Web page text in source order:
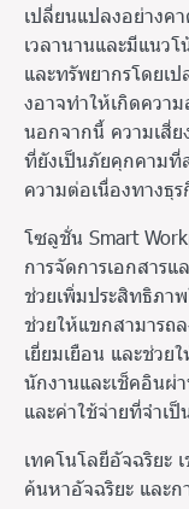
เปลี่ยนแปลงอย่างค
เวลานานและมีแนว
และทรัพยากรโดยเ
งอาจทําให้เกิดควา
นอกจากนี้ ความเสี่ย
ที่ยังเป็นภัยคุกคาม
ความต่อเนื่องทางธุร
โซลูชั่น Smart
การจัดการเอกสาร
ช่วยเพิ่มประสิทธิภา
ช่วยให้แขกสามารถล
เยี่ยมเยือน และช่วย
นักงานและเช็คอินผ่
และค่าใช้จ่ายที่จําเป็
เทคโนโลยีอัจฉริยะ
ค้นหาอัจฉริยะ และ